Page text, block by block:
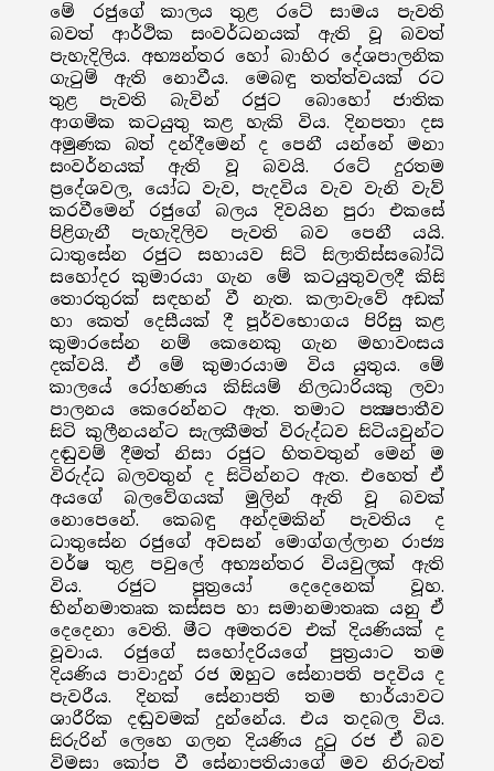
මේ රජුගේ කාලය තුළ රටේ සාමය පැවති
බවත් ආර්ථික සංවර්ධනයක් ඇති වූ බවත්
පැහැදිලිය. අභ්‍යන්තර හෝ බාහිර දේශපාලනික
ගැටුම් ඇති නොවීය. මෙබඳු තත්ත්වයක් රට
තුළ පැවති බැවින් රජුට බොහෝ ජාතික
ආගමික කටයුතු කළ හැකි විය. දිනපතා දස
අමුණක බත් දන්දීමෙන් ද පෙනී යන්නේ මනා
සංවර්නයක් ඇති වූ බවයි. රටේ දුරතම
ප්‍රදේශවල, යෝධ වැව, පැදවිය වැව වැනි වැව්
කරවීමෙන් රජුගේ බලය දිවයින පුරා එකසේ
පිළිගැනී පැහැදිලිව පැවති බව පෙනී යයි.
ධාතුසේන රජුට සහායව සිටි සිලාතිස්සබෝධි
සහෝදර කුමාරයා ගැන මේ කටයුතුවලදී කිසි
තොරතුරක් සඳහන් වී නැත. කලාවැවේ අඩක්
හා කෙත් දෙසීයක් දී පූර්වභොගය පිරිසු කළ
කුමාරසේන නම් කෙනෙකු ගැන මහාවංසය
දක්වයි. ඒ මේ කුමාරයාම විය යුතුය. මේ
කාලයේ රෝහණය කිසියම් නිලධාරියකු ලවා
පාලනය කෙරෙන්නට ඇත. තමාට පක්‍ෂපාතීව
සිටි කුලීනයන්ට සැලකීමත් විරුද්ධව සිටියවුන්ට
දඬුවම් දීමත් නිසා රජුට හිතවතුන් මෙන් ම
විරුද්ධ බලවතුන් ද සිටින්නට ඇත. එහෙත් ඒ
අයගේ බලවේගයක් මුලින් ඇති වූ බවක්
නොපෙනේ. කෙබඳු අන්දමකින් පැවතිය ද
ධාතුසේන රජුගේ අවසන් මොග්ගල්ලාන රාජ්‍ය
වර්ෂ තුළ පවුලේ අභ්‍යන්තර වියවුලක් ඇති
විය. රජුට පුත්‍රයෝ දෙදෙනෙක් වූහ.
භින්නමාතෘක කස්සප හා සමානමාතෘක යනු ඒ
දෙදෙනා වෙති. මීට අමතරව එක් දියණියක් ද
වූවාය. රජුගේ සහෝදරියගේ පුත්‍රයාට තම
දියණිය පාවාදුන් රජ ඔහුට සේනාපති පදවිය ද
පැවරීය. දිනක් සේනාපති තම භාර්යාවට
ශාරීරික දඬුවමක් දුන්නේය. එය තදබල විය.
සිරුරින් ලෙහෙ ගලන දියණිය දුටු රජ ඒ බව
විමසා කෝප වී සේනාපතියාගේ මව නිරුවත්